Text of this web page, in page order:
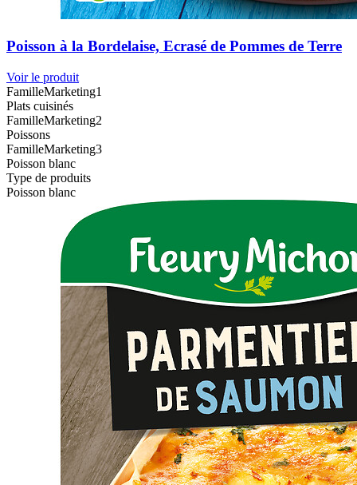
Poisson à la Bordelaise, Ecrasé de Pommes de Terre
Voir le produit
FamilleMarketing1
Plats cuisinés
FamilleMarketing2
Poissons
FamilleMarketing3
Poisson blanc
Type de produits
Poisson blanc